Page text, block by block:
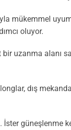
mükemmel
oluyor.
uzanma alanı
dış
İster